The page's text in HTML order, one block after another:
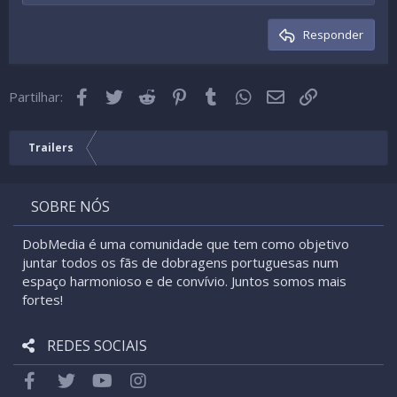
26
Trebuchet MS
Desindentada
Texto justificado
Cabeçalho 2
Cabeçalho 3Responder
Partilhar: Facebook
Twitter Reddit Pinterest
Tumblr WhatsApp
Email
Trailers
SOBRE NÓS
DobMedia é uma comunidade que tem como objetivo
juntar todos os fãs de dobragens portuguesas num
espaço harmonioso e de convívio. Juntos somos mais
fortes!
REDES SOCIAIS
FacebookTwitter youtube